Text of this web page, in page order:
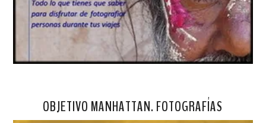
OBJETIVO MANHATTAN. FOTOGRAFÍAS